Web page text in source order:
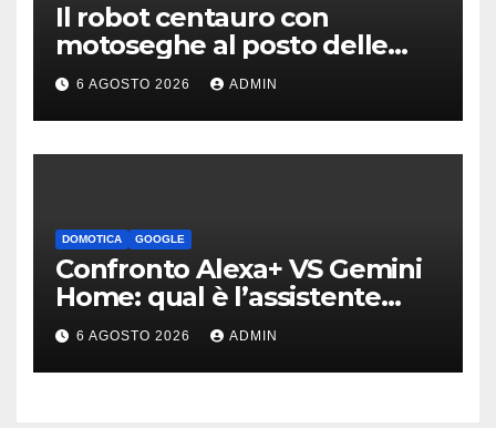
Il robot centauro con
motoseghe al posto delle
mani è pronto per le missioni
impossibili
6 AGOSTO 2026 ADMIN
DOMOTICA GOOGLE
Confronto Alexa+ VS Gemini
Home: qual è l’assistente
migliore | Video
6 AGOSTO 2026 ADMIN